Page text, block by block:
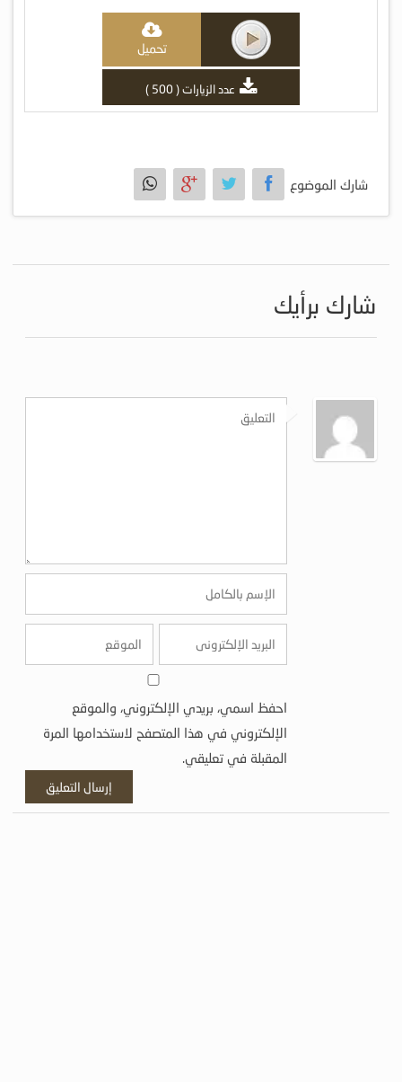
تحميل
عدد الزيارات ( 500 )
شارك الموضوع
شارك برأيك
احفظ اسمي، بريدي الإلكتروني، والموقع
الإلكتروني في هذا المتصفح لاستخدامها المرة
المقبلة في تعليقي.